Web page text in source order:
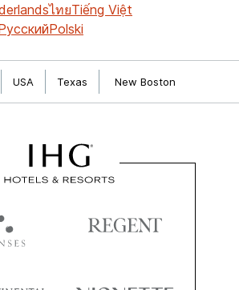
ไทยTiếng Việt
Polski
USA Texas New Boston